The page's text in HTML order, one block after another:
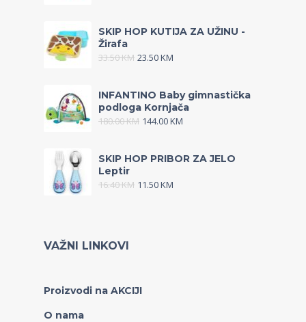
SKIP HOP KUTIJA ZA UŽINU -
Žirafa
33.50KM 23.50KM
INFANTINO Baby gimnastička
podloga Kornjača
180.00KM 144.00KM
SKIP HOP PRIBOR ZA JELO
Leptir
16.40KM 11.50KM
VAŽNI LINKOVI
Proizvodi na AKCIJI
O nama